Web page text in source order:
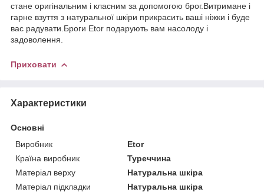
стане оригінальним і класним за допомогою брог.Витримане і
гарне взуття з натуральної шкіри прикрасить ваші ніжки і буде
вас радувати.Броги Etor подарують вам насолоду і
задоволення.
Приховати
Характеристики
Основні
Виробник
Etor
Країна виробник
Туреччина
Матеріал верху
Натуральна шкіра
Матеріал підкладки
Натуральна шкіра